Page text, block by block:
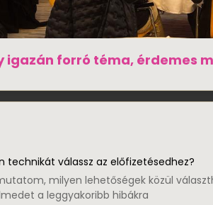
igazán forró téma, érdemes
technikát válassz az előfizetésedhez?
milyen lehetőségek közül
a leggyakoribb hibákra